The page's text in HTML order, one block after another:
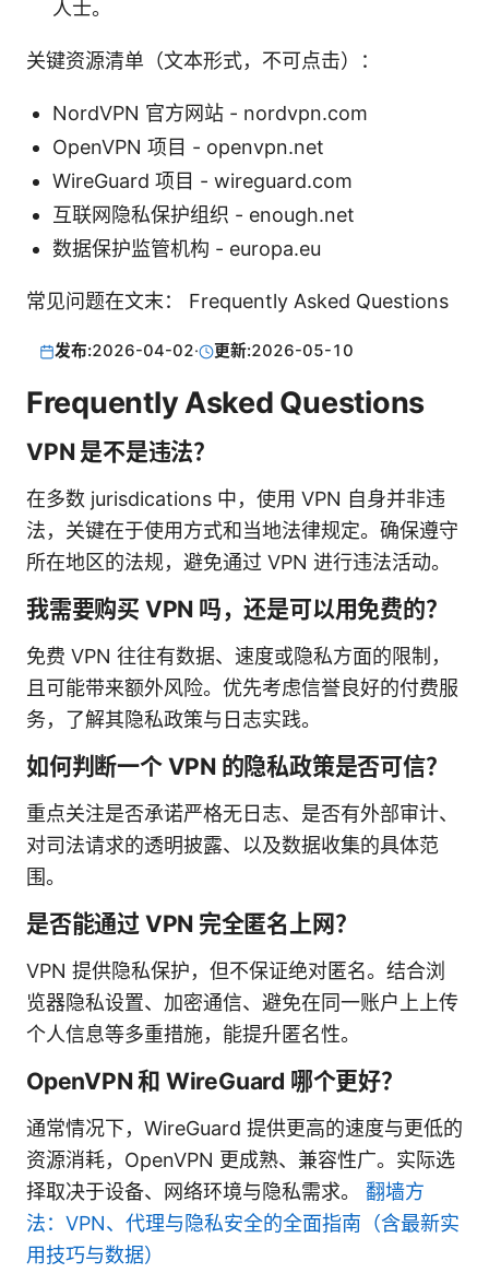
人士。
关键资源清单（文本形式，不可点击）：
NordVPN 官方网站 - nordvpn.com
OpenVPN 项目 - openvpn.net
WireGuard 项目 - wireguard.com
互联网隐私保护组织 - enough.net
数据保护监管机构 - europa.eu
常见问题在文末： Frequently Asked Questions
发布:2026-04-02· 更新:2026-05-10
Frequently Asked Questions
VPN 是不是违法？
在多数 jurisdications 中，使用 VPN 自身并非违
法，关键在于使用方式和当地法律规定。确保遵守
所在地区的法规，避免通过 VPN 进行违法活动。
我需要购买 VPN 吗，还是可以用免费的？
免费 VPN 往往有数据、速度或隐私方面的限制，
且可能带来额外风险。优先考虑信誉良好的付费服
务，了解其隐私政策与日志实践。
如何判断一个 VPN 的隐私政策是否可信？
重点关注是否承诺严格无日志、是否有外部审计、
对司法请求的透明披露、以及数据收集的具体范
围。
是否能通过 VPN 完全匿名上网？
VPN 提供隐私保护，但不保证绝对匿名。结合浏
览器隐私设置、加密通信、避免在同一账户上上传
个人信息等多重措施，能提升匿名性。
OpenVPN 和 WireGuard 哪个更好？
通常情况下，WireGuard 提供更高的速度与更低的
资源消耗，OpenVPN 更成熟、兼容性广。实际选
择取决于设备、网络环境与隐私需求。 翻墙方
法：VPN、代理与隐私安全的全面指南（含最新实
用技巧与数据）